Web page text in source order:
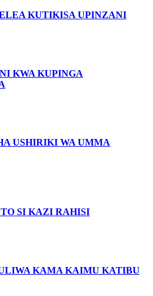
KUTIKISA UPINZANI
KWA KUPINGA
USHIRIKI WA UMMA
SI KAZI RAHISI
KAMA KAIMU KATIBU